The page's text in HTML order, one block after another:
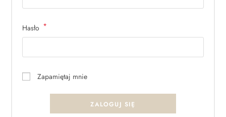
Hasło *
Zapamiętaj mnie
ZALOGUJ SIĘ